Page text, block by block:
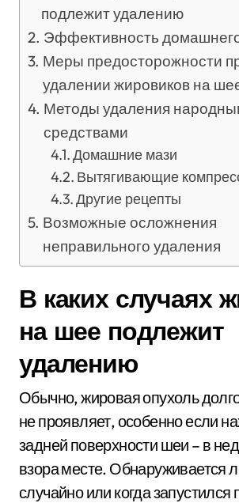
подлежит удалению
Эффективность
Меры предосторожности
удалении жировиков на
Методы удаления
средствами
Домашние мази
Вытягивающие
Другие рецепты
Возможные осложнения
неправильного удаления
В каких случаях
на шее подлежит
удалению
Обычно, жировая опухоль
не проявляет, особенно если
задней поверхности шеи – в
взора месте. Обнаруживается
случайно или когда запустился